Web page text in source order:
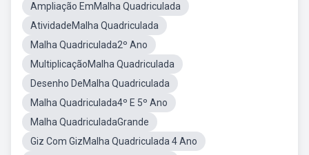
Ampliação EmMalha Quadriculada
AtividadeMalha Quadriculada
Malha Quadriculada2º Ano
MultiplicaçãoMalha Quadriculada
Desenho DeMalha Quadriculada
Malha Quadriculada4º E 5º Ano
Malha QuadriculadaGrande
Giz Com GizMalha Quadriculada 4 Ano